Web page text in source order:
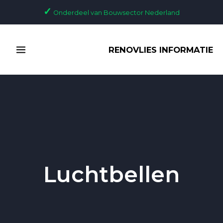
✓ Onderdeel van Bouwsector Nederland
MENU
RENOVLIES INFORMATIE
Luchtbellen